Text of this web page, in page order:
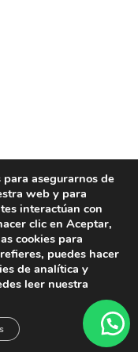
reserved.
asegurarnos de
web y para
interactúan con
clic en Aceptar,
cookies para
puedes hacer
de analítica y
leer nuestra